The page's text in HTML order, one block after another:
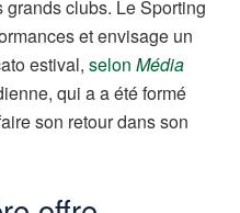
grands clubs. Le Sporting
et envisage un
estival, selon Média
qui a a été formé
son retour dans son